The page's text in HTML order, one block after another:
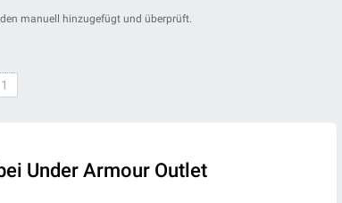
manuell hinzugefügt und überprüft.
1
Under Armour Outlet